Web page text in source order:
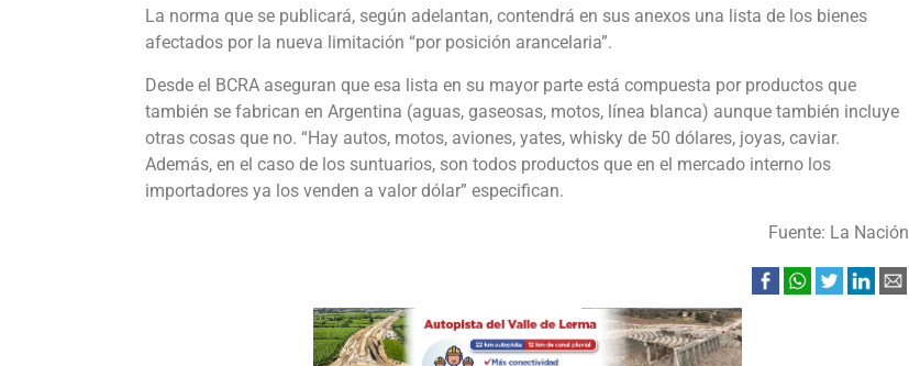
La norma que se publicará, según adelantan, contendrá en sus anexos una lista de los bienes
afectados por la nueva limitación “por posición arancelaria”.
Desde el BCRA aseguran que esa lista en su mayor parte está compuesta por productos que
también se fabrican en Argentina (aguas, gaseosas, motos, línea blanca) aunque también incluye
otras cosas que no. “Hay autos, motos, aviones, yates, whisky de 50 dólares, joyas, caviar.
Además, en el caso de los suntuarios, son todos productos que en el mercado interno los
importadores ya los venden a valor dólar” especifican.
Fuente: La Nación